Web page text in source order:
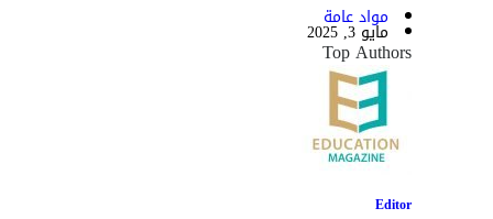
مواد عامة
مايو 3, 2025
Top Authors
Editor